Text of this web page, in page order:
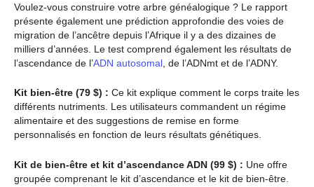
Voulez-vous construire votre arbre généalogique ? Le rapport
présente également une prédiction approfondie des voies de
migration de l’ancêtre depuis l’Afrique il y a des dizaines de
milliers d’années. Le test comprend également les résultats de
l’ascendance de l’ADN autosomal , de l’ADNmt et de l’ADNY.
Kit bien-être (79 $) : Ce kit explique comment le corps traite les
différents nutriments. Les utilisateurs commandent un régime
alimentaire et des suggestions de remise en forme
personnalisés en fonction de leurs résultats génétiques.
Kit de bien-être et kit d’ascendance ADN (99 $) : Une offre
groupée comprenant le kit d’ascendance et le kit de bien-être.